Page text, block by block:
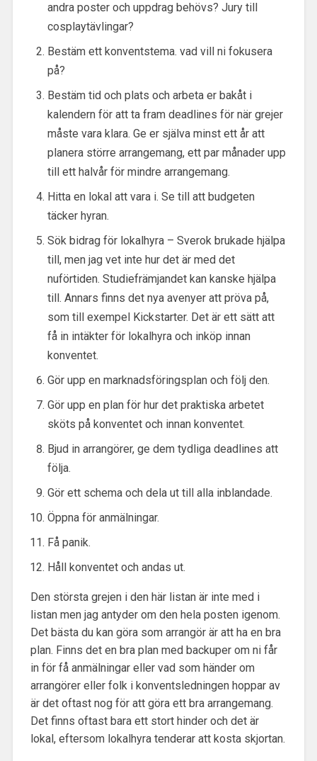
andra poster och uppdrag behövs? Jury till
cosplaytävlingar?
Bestäm ett konventstema. vad vill ni fokusera
på?
Bestäm tid och plats och arbeta er bakåt i
kalendern för att ta fram deadlines för när grejer
måste vara klara. Ge er själva minst ett år att
planera större arrangemang, ett par månader upp
till ett halvår för mindre arrangemang.
Hitta en lokal att vara i. Se till att budgeten
täcker hyran.
Sök bidrag för lokalhyra – Sverok brukade hjälpa
till, men jag vet inte hur det är med det
nuförtiden. Studiefrämjandet kan kanske hjälpa
till. Annars finns det nya avenyer att pröva på,
som till exempel Kickstarter. Det är ett sätt att
få in intäkter för lokalhyra och inköp innan
konventet.
Gör upp en marknadsföringsplan och följ den.
Gör upp en plan för hur det praktiska arbetet
sköts på konventet och innan konventet.
Bjud in arrangörer, ge dem tydliga deadlines att
följa.
Gör ett schema och dela ut till alla inblandade.
Öppna för anmälningar.
Få panik.
Håll konventet och andas ut.
Den största grejen i den här listan är inte med i
listan men jag antyder om den hela posten igenom.
Det bästa du kan göra som arrangör är att ha en bra
plan. Finns det en bra plan med backuper om ni får
in för få anmälningar eller vad som händer om
arrangörer eller folk i konventsledningen hoppar av
är det oftast nog för att göra ett bra arrangemang.
Det finns oftast bara ett stort hinder och det är
lokal, eftersom lokalhyra tenderar att kosta skjortan.